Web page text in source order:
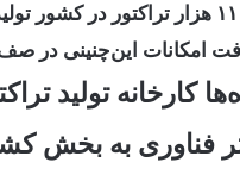
امکانات این‌چنینی در
کارخانه تولید
فناوری به بخش